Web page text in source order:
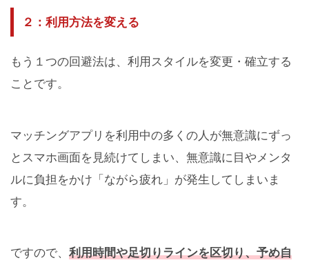
２：利用方法を変える
もう１つの回避法は、利用スタイルを変更・確立する
ことです。
マッチングアプリを利用中の多くの人が無意識にずっ
とスマホ画面を見続けてしまい、無意識に目やメンタ
ルに負担をかけ「ながら疲れ」が発生してしまいま
す。
ですので、 利用時間や足切りラインを区切り、予め自